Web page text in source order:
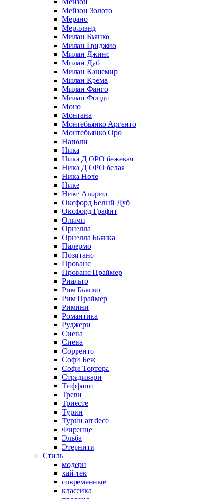
Мейзон Золото
Мерано
Мерилэнд
Милан Бьянко
Милан Гриджио
Милан Джинс
Милан Дуб
Милан Кашемир
Милан Крема
Милан Фанго
Милан Фондо
Моно
Монтана
Монтебьянко Аргенто
Монтебьянко Оро
Наполи
Ника
Ника Д ОРО бежевая
Ника Д ОРО белая
Ника Ноче
Нике
Нике Аворио
Оксфорд Белый Дуб
Оксфорд Графит
Олимп
Орнелла
Орнелла Бьянка
Палермо
Позитано
Прованс
Прованс Праймер
Риальто
Рим Бьянко
Рим Праймер
Римини
Романтика
Руджери
Сиена
Сиена
Сорренто
Софи Беж
Софи Тортора
Страдивари
Тиффани
Треви
Триесте
Турин
Турин art deco
Фиренце
Эльба
Этернити
Стиль
модерн
хай-тек
современные
классика